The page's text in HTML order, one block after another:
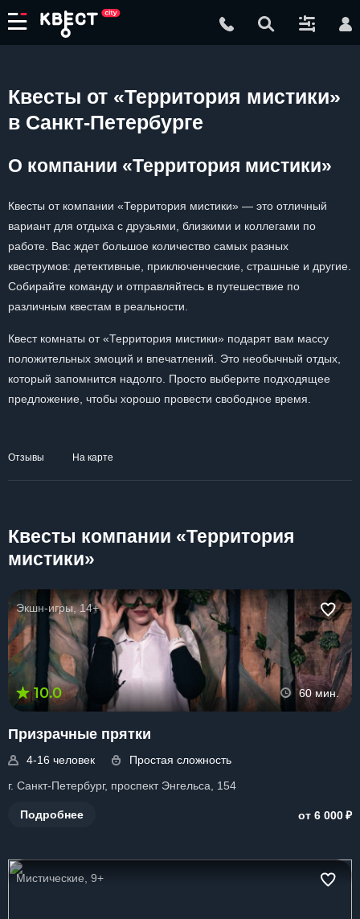
Квесты от «Территория мистики»
в Санкт-Петербурге
О компании «Территория мистики»
Квесты от компании «Территория мистики» — это отличный
вариант для отдыха с друзьями, близкими и коллегами по
работе. Вас ждет большое количество самых разных
квеструмов: детективные, приключенческие, страшные и другие.
Собирайте команду и отправляйтесь в путешествие по
различным квестам в реальности.
Квест комнаты от «Территория мистики» подарят вам массу
положительных эмоций и впечатлений. Это необычный отдых,
который запомнится надолго. Просто выберите подходящее
предложение, чтобы хорошо провести свободное время.
Отзывы На карте
Квесты компании «Территория
мистики»
Экшн-игры, 14+
10.0 60 мин.
Призрачные прятки
4-16 человек
Простая сложность
г. Санкт-Петербург, проспект Энгельса, 154
Подробнее от 6 000₽
Мистические, 9+